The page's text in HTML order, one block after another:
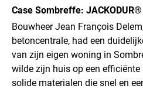
Case Sombreffe:
Bouwheer Jean François
betoncentrale, had een
van zijn eigen woning in
wilde zijn huis op een
solide materialen die snel en